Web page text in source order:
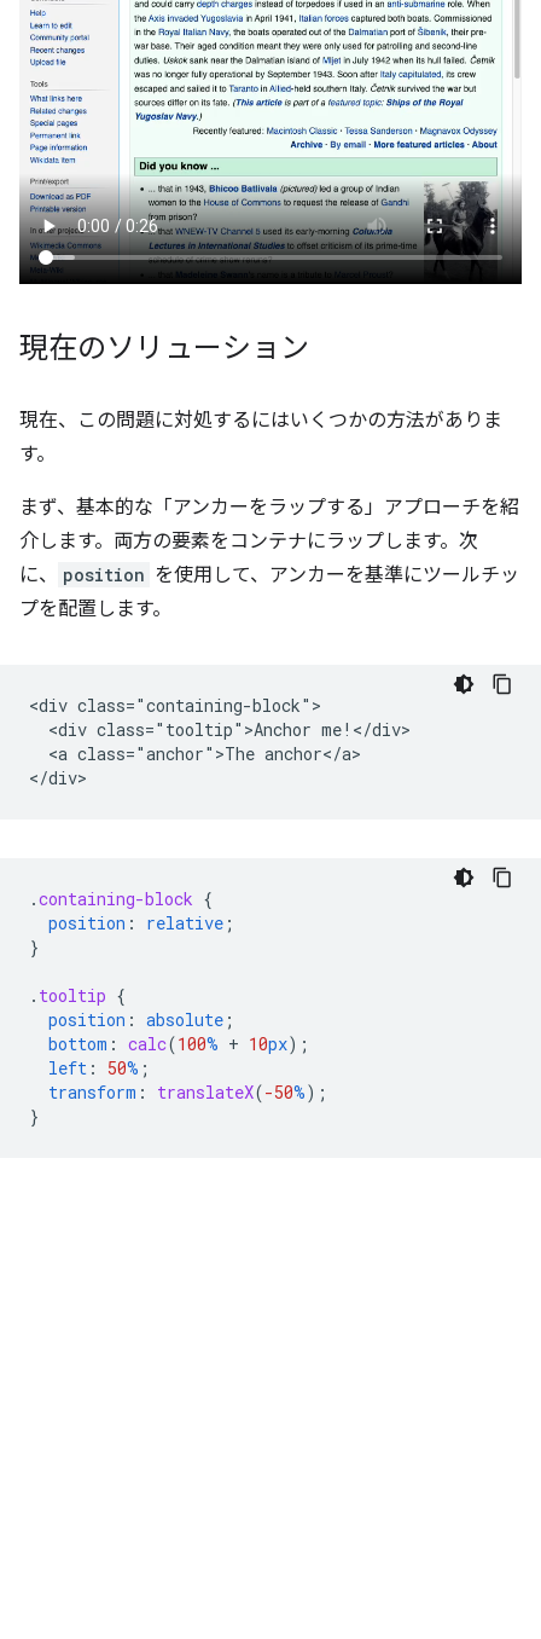
現在のソリューション
現在、この問題に対処するにはいくつかの方法がありま
す。
まず、基本的な「アンカーをラップする」アプローチを紹
介します。両方の要素をコンテナにラップします。次
に、
position を使用して、アンカーを基準にツールチッ
プを配置します。
<div class="containing-block">
  <div class="tooltip">Anchor me!</div>
  <a class="anchor">The anchor</a>
.containing-block {
position : relative ;
}
. tooltip {
position : absolute ;
bottom : calc(100% + 10px);
left : 50% ;
transform : translateX(-50%);
}